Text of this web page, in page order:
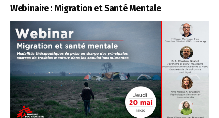
Webinaire : Migration et Santé Mentale